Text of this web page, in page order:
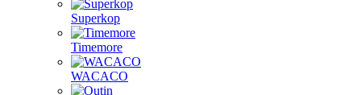
Superkop
Timemore
WACACO